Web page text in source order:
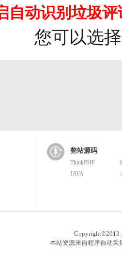
自动识别垃圾
您可以选
整站源码
ThinkPHP
JAVA
Copyright©2013-
本站资源来自程序自动采